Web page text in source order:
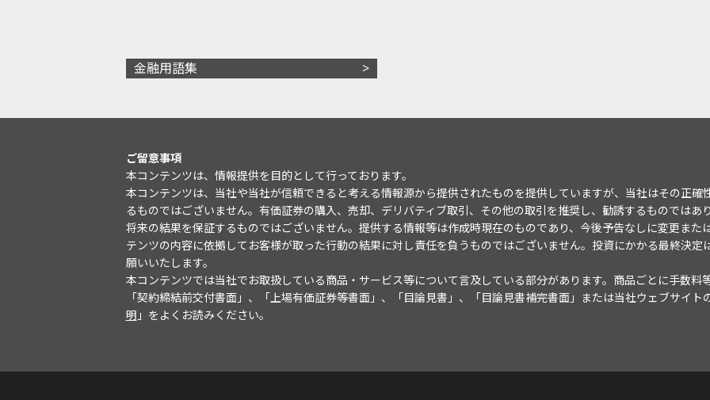
金融用語集
ご留意事項
本コンテンツは、情報提供を目的として行っております。
本コンテンツは、当社や当社が信頼できると考える情報源から提供されたものを提供していますが、当社はその正
るものではございません。有価証券の購入、売却、デリバティブ取引、その他の取引を推奨し、勧誘するものではあ
将来の結果を保証するものではございません。提供する情報等は作成時現在のものであり、今後予告なしに変更また
テンツの内容に依拠してお客様が取った行動の結果に対し責任を負うものではございません。投資にかかる最終決
願いいたします。
本コンテンツでは当社でお取扱している商品・サービス等について言及している部分があります。商品ごとに手数料
「契約締結前交付書面」、「上場有価証券等書面」、「目論見書」、「目論見書補完書面」または当社ウェブサイト
明 」をよくお読みください。